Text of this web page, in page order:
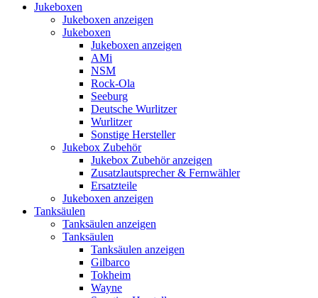
Jukeboxen
Jukeboxen anzeigen
Jukeboxen
Jukeboxen anzeigen
AMi
NSM
Rock-Ola
Seeburg
Deutsche Wurlitzer
Wurlitzer
Sonstige Hersteller
Jukebox Zubehör
Jukebox Zubehör anzeigen
Zusatzlautsprecher & Fernwähler
Ersatzteile
Jukeboxen anzeigen
Tanksäulen
Tanksäulen anzeigen
Tanksäulen
Tanksäulen anzeigen
Gilbarco
Tokheim
Wayne